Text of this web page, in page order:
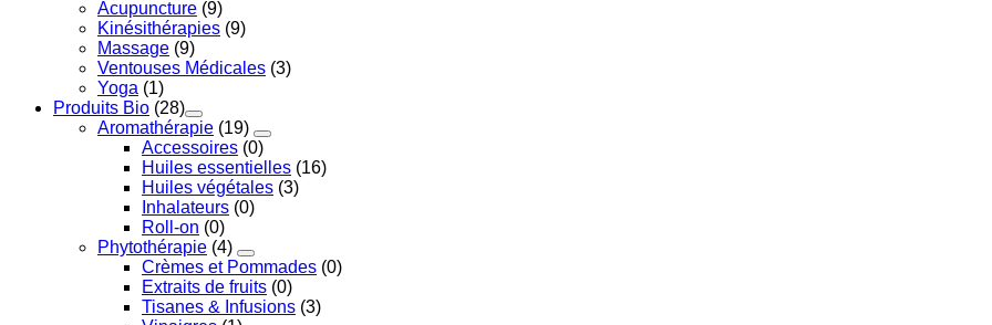
Acupuncture (9)
Kinésithérapies (9)
Massage (9)
Ventouses Médicales (3)
Yoga (1)
Produits Bio (28)
Aromathérapie (19)
Accessoires (0)
Huiles essentielles (16)
Huiles végétales (3)
Inhalateurs (0)
Roll-on (0)
Phytothérapie (4)
Crèmes et Pommades (0)
Extraits de fruits (0)
Tisanes & Infusions (3)